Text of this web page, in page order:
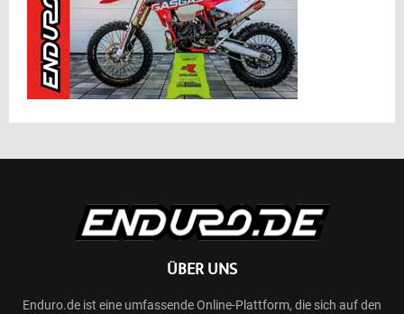
ÜBER UNS
Enduro.de ist eine umfassende Online-Plattform, die sich auf den